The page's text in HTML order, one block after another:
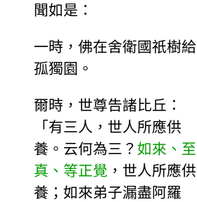
聞如是：
一時，佛在舍衛國祇樹給
孤獨園。
爾時，世尊告諸比丘：
「有三人，世人所應供
養。云何為三？ 如來、至
真、等正覺 ，世人所應供
養；如來弟子漏盡阿羅